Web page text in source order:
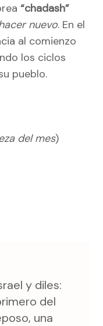
“chadash”
nuevo. En el
al comienzo
los ciclos
pueblo.
del mes)
y diles:
del
una